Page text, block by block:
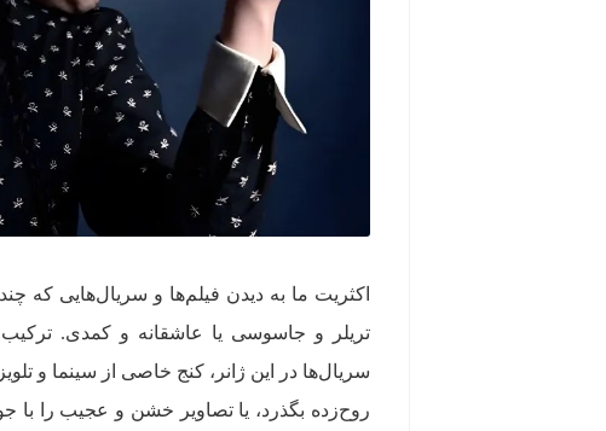
اکثریت ما به دیدن فیلم‌ها و سریال‌هایی که
تریلر و جاسوسی یا عاشقانه و کمدی.
سریال‌ها در این ژانر، کنج خاصی از سینما و
روح‌زده بگذرد، یا تصاویر خشن و عجیب را با